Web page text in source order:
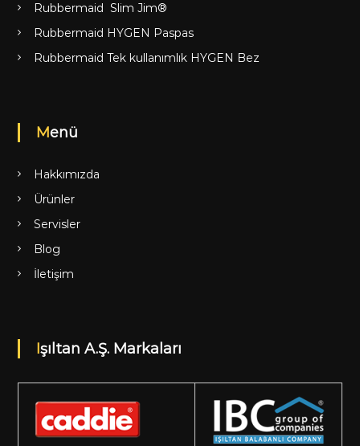
Rubbermaid Slim Jim®
Rubbermaid HYGEN Paspas
Rubbermaid Tek kullanımlık HYGEN Bez
Menü
Hakkımızda
Ürünler
Servisler
Blog
İletişim
Işıltan A.Ş. Markaları